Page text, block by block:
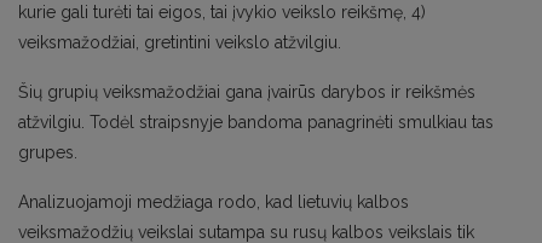
kurie gali turėti tai eigos, tai įvykio veikslo reikšmę, 4)
veiksmažodžiai, gretintini veikslo atžvilgiu.
Šių grupių veiksmažodžiai gana įvairūs darybos ir reikšmės
atžvilgiu. Todėl straipsnyje bandoma panagrinėti smulkiau tas
grupes.
Analizuojamoji medžiaga rodo, kad lietuvių kalbos
veiksmažodžių veikslai sutampa su rusų kalbos veikslais tik